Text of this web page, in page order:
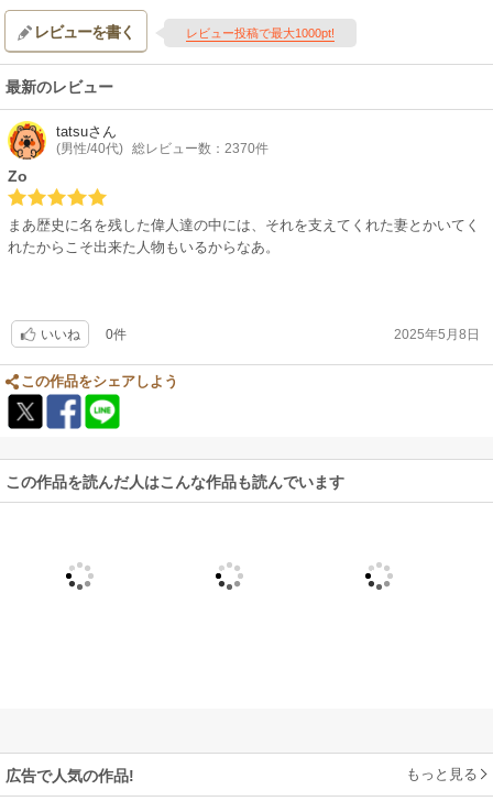
レビューを書く レビュー投稿で最大1000pt!
最新のレビュー
tatsuさん
(男性/40代) 総レビュー数：2370件
Zo
まあ歴史に名を残した偉人達の中には、それを支えてくれた妻とかいてく
れたからこそ出来た人物もいるからなあ。
いいね 0件 2025年5月8日
この作品をシェアしよう
この作品を読んだ人はこんな作品も読んでいます
広告で人気の作品! もっと見る